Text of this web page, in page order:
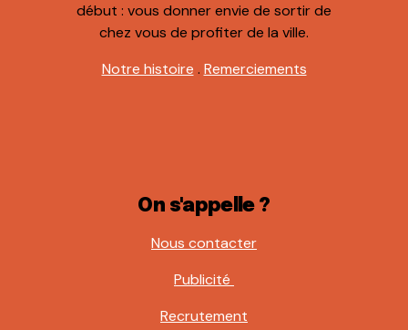
début : vous donner envie de sortir de
chez vous de profiter de la ville.
Notre histoire . Remerciements
On s'appelle ?
Nous contacter
Publicité
Recrutement